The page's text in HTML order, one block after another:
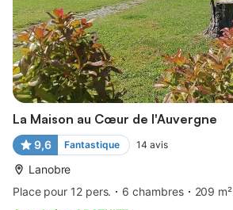
La Maison au Cœur de l'Auvergne
9,6 Fantastique 14 avis
Lanobre
Place pour 12 pers.
6 chambres
209 m²